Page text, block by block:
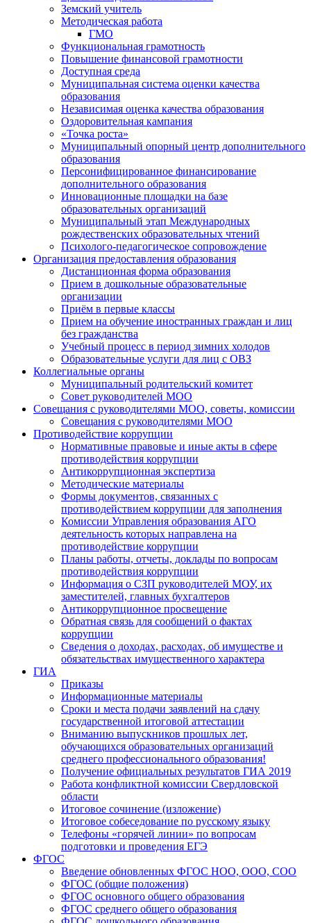
Земский учитель
Методическая работа
ГМО
Функциональная грамотность
Повышение финансовой грамотности
Доступная среда
Муниципальная система оценки качества
образования
Независимая оценка качества образования
Оздоровительная кампания
«Точка роста»
Муниципальный опорный центр дополнительного
образования
Персонифицированное финансирование
дополнительного образования
Инновационные площадки на базе
образовательных организаций
Муниципальный этап Международных
рождественских образовательных чтений
Психолого-педагогическое сопровождение
Организация предоставления образования
Дистанционная форма образования
Прием в дошкольные образовательные
организации
Приём в первые классы
Прием на обучение иностранных граждан и лиц
без гражданства
Учебный процесс в период зимних холодов
Образовательные услуги для лиц с ОВЗ
Коллегиальные органы
Муниципальный родительский комитет
Совет руководителей МОО
Совещания с руководителями МОО, советы, комиссии
Совещания с руководителями МОО
Противодействие коррупции
Нормативные правовые и иные акты в сфере
противодействия коррупции
Антикоррупционная экспертиза
Методические материалы
Формы документов, связанных с
противодействием коррупции для заполнения
Комиссии Управления образования АГО
деятельность которых направлена на
противодействие коррупции
Планы работы, отчеты, доклады по вопросам
противодействия коррупции
Информация о СЗП руководителей МОУ, их
заместителей, главных бухгалтеров
Антикоррупционное просвещение
Обратная связь для сообщений о фактах
коррупции
Сведения о доходах, расходах, об имуществе и
обязательствах имущественного характера
ГИА
Приказы
Информационные материалы
Сроки и места подачи заявлений на сдачу
государственной итоговой аттестации
Вниманию выпускников прошлых лет,
обучающихся образовательных организаций
среднего профессионального образования!
Получение официальных результатов ГИА 2019
Работа конфликтной комиссии Свердловской
области
Итоговое сочинение (изложение)
Итоговое собеседование по русскому языку
Телефоны «горячей линии» по вопросам
подготовки и проведения ЕГЭ
ФГОС
Введение обновленных ФГОС НОО, ООО, СОО
ФГОС (общие положения)
ФГОС основного общего образования
ФГОС среднего общего образования